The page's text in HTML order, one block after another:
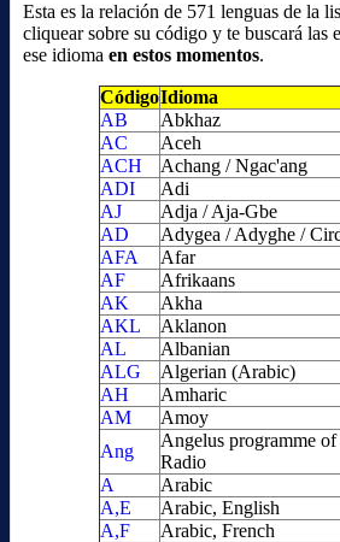
Esta es la relación de 571 lenguas de la
cliquear sobre su código y te buscará las
ese idioma en estos momentos.
CódigoIdioma
AB
Abkhaz
AC
Aceh
ACH
Achang / Ngac'ang
ADI
Adi
AJ
Adja / Aja-Gbe
AD
Adygea / Adyghe /
AFA
Afar
AF
Afrikaans
AK
Akha
AKL
Aklanon
AL
Albanian
ALG
Algerian (Arabic)
AH
Amharic
AM
Amoy
Ang
Angelus programme of
Radio
A
Arabic
A,E
Arabic, English
A,F
Arabic, French